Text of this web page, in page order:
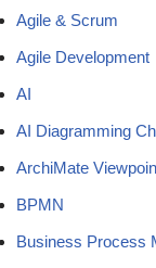
Agile & Scrum
Agile Development
AI
AI Diagramming
ArchiMate
BPMN
Business Process